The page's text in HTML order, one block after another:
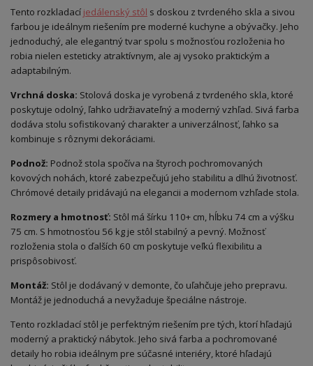
Tento rozkladací jedálenský stôl s doskou z tvrdeného skla a sivou
farbou je ideálnym riešením pre moderné kuchyne a obývačky. Jeho
jednoduchý, ale elegantný tvar spolu s možnosťou rozloženia ho
robia nielen esteticky atraktívnym, ale aj vysoko praktickým a
adaptabilným.
Vrchná doska: Stolová doska je vyrobená z tvrdeného skla, ktoré
poskytuje odolný, ľahko udržiavateľný a moderný vzhľad. Sivá farba
dodáva stolu sofistikovaný charakter a univerzálnosť, ľahko sa
kombinuje s rôznymi dekoráciami.
Podnož: Podnož stola spočíva na štyroch pochromovaných
kovových nohách, ktoré zabezpečujú jeho stabilitu a dlhú životnosť.
Chrómové detaily pridávajú na elegancii a modernom vzhľade stola.
Rozmery a hmotnosť: Stôl má šírku 110+ cm, hĺbku 74 cm a výšku
75 cm. S hmotnosťou 56 kg je stôl stabilný a pevný. Možnosť
rozloženia stola o ďalších 60 cm poskytuje veľkú flexibilitu a
prispôsobivosť.
Montáž: Stôl je dodávaný v demonte, čo uľahčuje jeho prepravu.
Montáž je jednoduchá a nevyžaduje špeciálne nástroje.
Tento rozkladací stôl je perfektným riešením pre tých, ktorí hľadajú
moderný a praktický nábytok. Jeho sivá farba a pochromované
detaily ho robia ideálnym pre súčasné interiéry, ktoré hľadajú